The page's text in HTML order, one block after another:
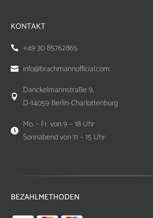
KONTAKT
 +49 30 85762865
 info@brachmannofficial.com

Danckelmannstraße 9,
D-14059 Berlin-Charlottenburg

Mo. – Fr. von 9 – 18 Uhr
Sonnabend von 11 – 15 Uhr
BEZAHLMETHODEN